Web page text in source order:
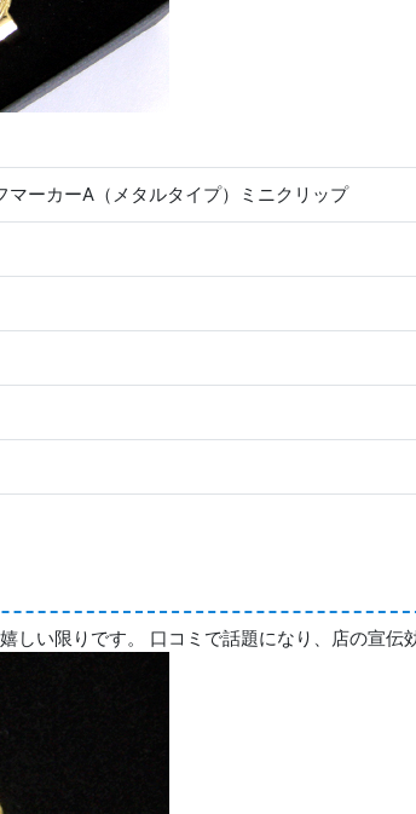
マーカーA（メタルタイプ）ミニクリップ
しい限りです。 口コミで話題になり、店の宣伝